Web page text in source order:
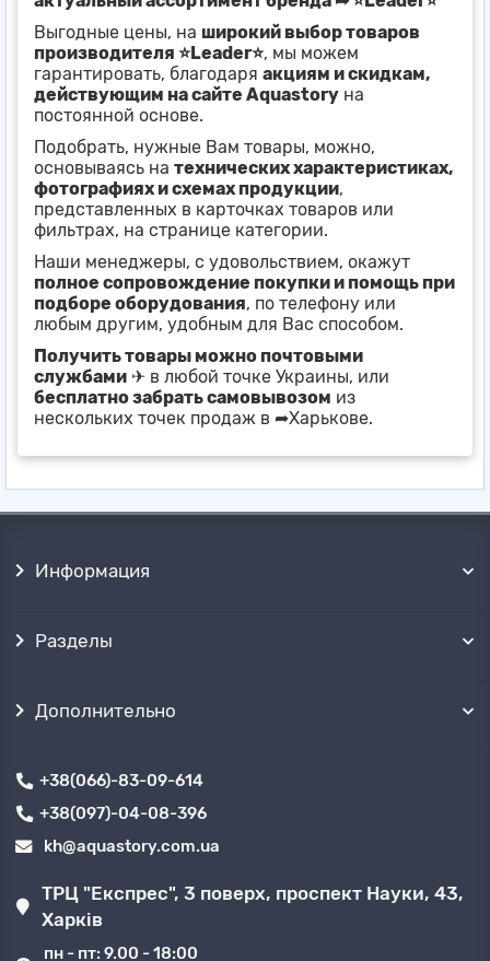
Выгодные цены, на широкий выбор товаров
производителя ⭐Leader⭐, мы можем
гарантировать, благодаря акциям и скидкам,
действующим на сайте Aquastory на
постоянной основе.
Подобрать, нужные Вам товары, можно,
основываясь на технических характеристиках,
фотографиях и схемах продукции,
представленных в карточках товаров или
фильтрах, на странице категории.
Наши менеджеры, с удовольствием, окажут
полное сопровождение покупки и помощь при
подборе оборудования, по телефону или
любым другим, удобным для Вас способом.
Получить товары можно почтовыми
службами ✈ в любой точке Украины, или
бесплатно забрать самовывозом из
нескольких точек продаж в ➦Харькове.
Информация
Разделы
Дополнительно
+38(066)-83-09-614
+38(097)-04-08-396
kh@aquastory.com.ua
ТРЦ "Експрес", 3 поверх, проспект Науки, 43,
Харків
пн - пт: 9.00 - 18:00